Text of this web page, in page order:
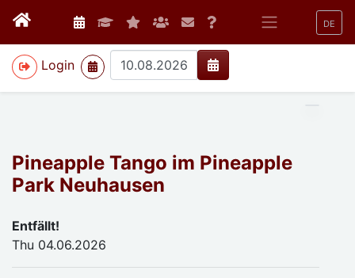
DE
Login
>
Pineapple Tango im Pineapple
Park Neuhausen
Entfällt!
Thu 04.06.2026